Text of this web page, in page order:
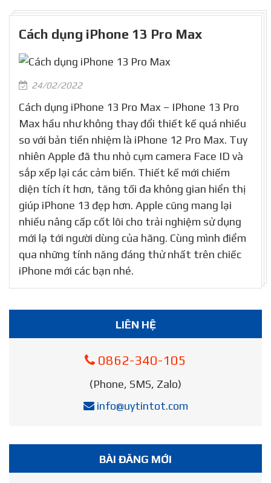
Cách dụng iPhone 13 Pro Max
24/02/2022
Cách dụng iPhone 13 Pro Max – IPhone 13 Pro
Max hầu như không thay đổi thiết kế quá nhiều
so với bản tiền nhiệm là iPhone 12 Pro Max. Tuy
nhiên Apple đã thu nhỏ cụm camera Face ID và
sắp xếp lại các cảm biến. Thiết kế mới chiếm
diện tích ít hơn, tăng tối đa không gian hiển thị
giúp iPhone 13 đẹp hơn. Apple cũng mang lại
nhiều nâng cấp cốt lõi cho trải nghiệm sử dụng
mới lạ tới người dùng của hãng. Cùng mình điểm
qua những tính năng đáng thử nhất trên chiếc
iPhone mới các bạn nhé.
LIÊN HỆ
0862-340-105
(Phone, SMS, Zalo)
info@uytintot.com
BÀI ĐĂNG MỚI